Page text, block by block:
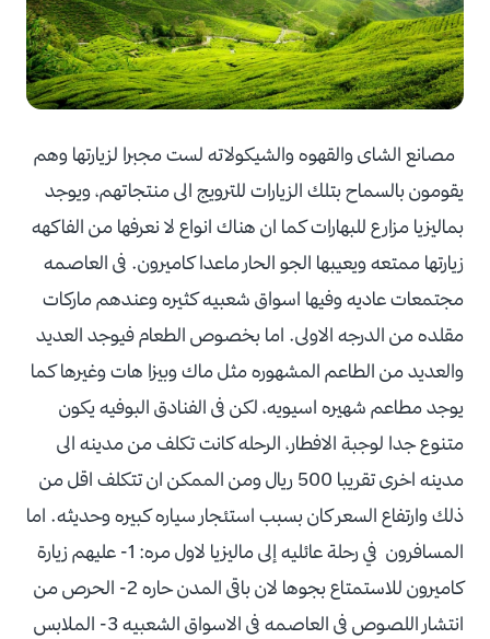
مصانع الشاى والقهوه والشيكولاته لست مجبرا لزيارتها وهم
يقومون بالسماح بتلك الزيارات للترويج الى منتجاتهم، ويوجد
بماليزيا مزارع للبهارات كما ان هناك انواع لا نعرفها من الفاكهه
زيارتها ممتعه ويعيبها الجو الحار ماعدا كاميرون. فى العاصمه
مجتمعات عاديه وفيها اسواق شعبيه كثيره وعندهم ماركات
مقلده من الدرجه الاولى. اما بخصوص الطعام فيوجد العديد
والعديد من الطاعم المشهوره مثل ماك وبيزا هات وغيرها كما
يوجد مطاعم شهيره اسيويه، لكن فى الفنادق البوفيه يكون
متنوع جدا لوجبة الافطار، الرحله كانت تكلف من مدينه الى
مدينه اخرى تقريبا 500 ريال ومن الممكن ان تتكلف اقل من
ذلك وارتفاع السعر كان بسبب استئجار سياره كبيره وحديثه. اما
المسافرون في رحلة عائليه إلى ماليزيا لاول مره: 1- عليهم زيارة
كاميرون للاستمتاع بجوها لان باقى المدن حاره 2- الحرص من
انتشار اللصوص فى العاصمه فى الاسواق الشعبيه 3- الملابس